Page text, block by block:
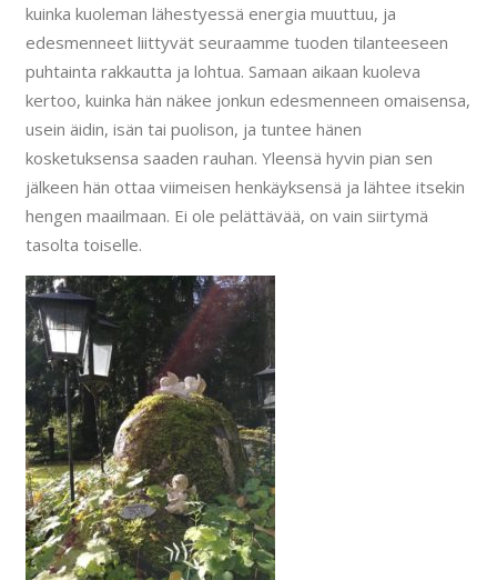
kuinka kuoleman lähestyessä energia muuttuu, ja
edesmenneet liittyvät seuraamme tuoden tilanteeseen
puhtainta rakkautta ja lohtua. Samaan aikaan kuoleva
kertoo, kuinka hän näkee jonkun edesmenneen omaisensa,
usein äidin, isän tai puolison, ja tuntee hänen
kosketuksensa saaden rauhan. Yleensä hyvin pian sen
jälkeen hän ottaa viimeisen henkäyksensä ja lähtee itsekin
hengen maailmaan. Ei ole pelättävää, on vain siirtymä
tasolta toiselle.